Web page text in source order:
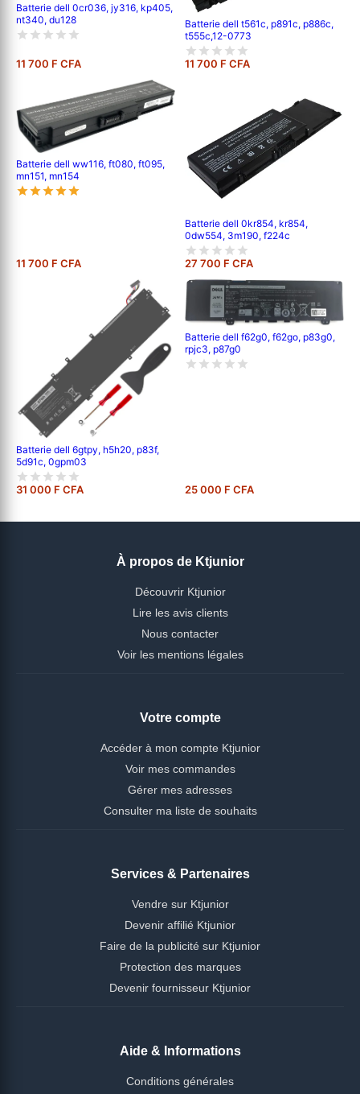
Batterie dell 0cr036, jy316, kp405,
nt340, du128
11 700 F CFA
Batterie dell t561c, p891c, p886c,
t555c,12-0773
11 700 F CFA
Batterie dell ww116, ft080, ft095,
mn151, mn154
11 700 F CFA
Batterie dell 0kr854, kr854,
0dw554, 3m190, f224c
27 700 F CFA
Batterie dell 6gtpy, h5h20, p83f,
5d91c, 0gpm03
31 000 F CFA
Batterie dell f62g0, f62go, p83g0,
rpjc3, p87g0
25 000 F CFA
À propos de Ktjunior
Découvrir Ktjunior
Lire les avis clients
Nous contacter
Voir les mentions légales
Votre compte
Accéder à mon compte Ktjunior
Voir mes commandes
Gérer mes adresses
Consulter ma liste de souhaits
Services & Partenaires
Vendre sur Ktjunior
Devenir affilié Ktjunior
Faire de la publicité sur Ktjunior
Protection des marques
Devenir fournisseur Ktjunior
Aide & Informations
Conditions générales